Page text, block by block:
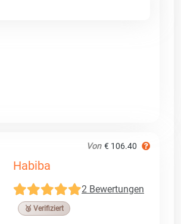
Von € 106.40
Habiba
2 Bewertungen
🥉 Verifiziert